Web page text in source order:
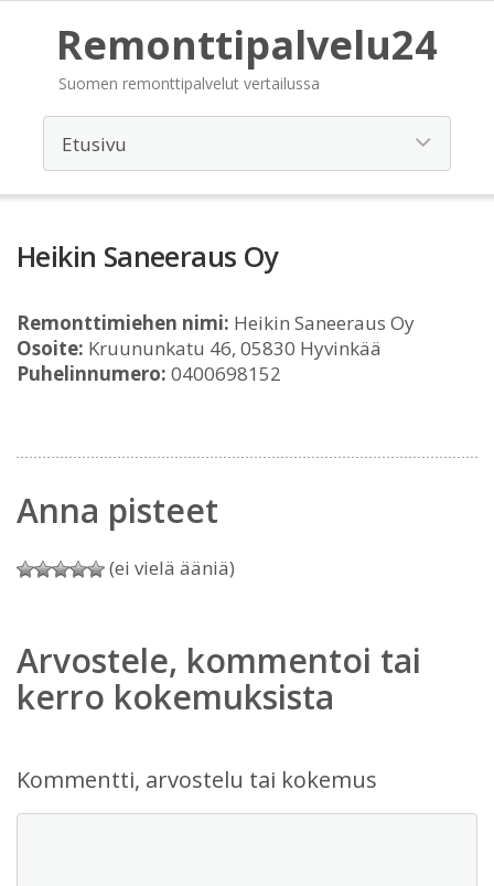
Remonttipalvelu24
Suomen remonttipalvelut vertailussa
Heikin Saneeraus Oy
Remonttimiehen nimi: Heikin Saneeraus Oy
Osoite: Kruununkatu 46, 05830 Hyvinkää
Puhelinnumero: 0400698152
Anna pisteet
(ei vielä ääniä)
Arvostele, kommentoi tai
kerro kokemuksista
Kommentti, arvostelu tai kokemus